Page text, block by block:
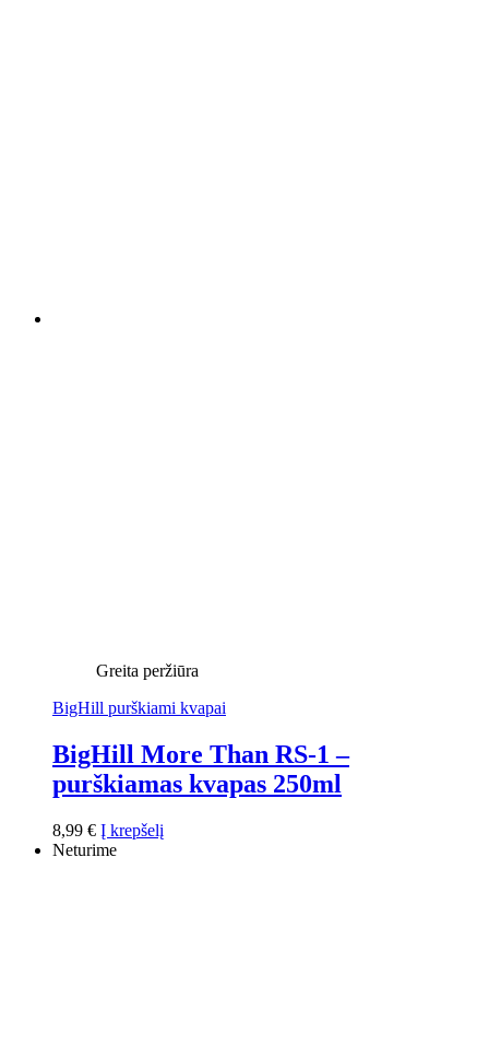
Greita peržiūra
BigHill purškiami kvapai
BigHill More Than RS-1 –
purškiamas kvapas 250ml
8,99 € Į krepšelį
Neturime